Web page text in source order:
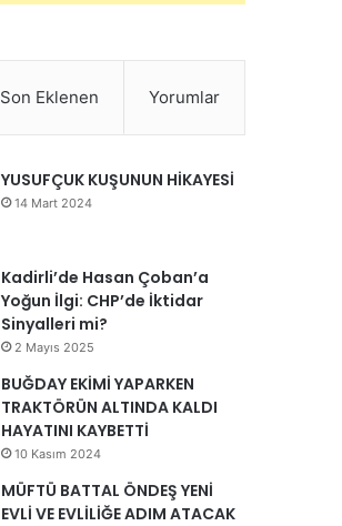
Son Eklenen Yorumlar
YUSUFÇUK KUŞUNUN HİKAYESİ
14 Mart 2024
Kadirli’de Hasan Çoban’a
Yoğun İlgi: CHP’de İktidar
Sinyalleri mi?
2 Mayıs 2025
BUĞDAY EKİMİ YAPARKEN
TRAKTÖRÜN ALTINDA KALDI
HAYATINI KAYBETTİ
10 Kasım 2024
MÜFTÜ BATTAL ÖNDEŞ YENİ
EVLİ VE EVLİLİĞE ADIM ATACAK